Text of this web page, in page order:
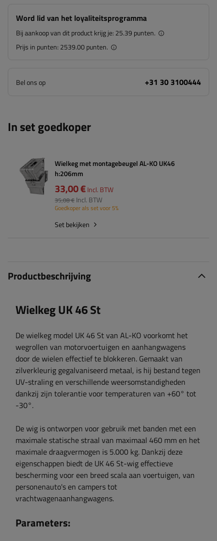
Word lid van het loyaliteitsprogramma
Bij aankoop van dit product krijg je: 25.39 punten.
Prijs in punten: 2539.00 punten.
Bel ons op +31 30 3100444
In set goedkoper
Wielkeg met montagebeugel AL-KO UK46
h:206mm
33,00 €Incl. BTW
35,08 € Incl. BTW
Goedkoper als set voor 5%
Set bekijken
Productbeschrijving
Wielkeg UK 46 St
De wielkeg model UK 46 St van AL-KO voorkomt het
wegrollen van motorvoertuigen en aanhangwagens
door de wielen effectief te blokkeren. Gemaakt van
zilverkleurig gegalvaniseerd metaal, is hij bestand tegen
UV-straling en verschillende weersomstandigheden
dankzij zijn tolerantie voor temperaturen van +60° tot
-30°.
De wig is ontworpen voor gebruik met banden met een
maximale statische straal van maximaal 460 mm en het
maximale draagvermogen is 5.000 kg. Dankzij deze
eigenschappen biedt de UK 46 St-wig effectieve
bescherming voor een breed scala aan voertuigen, van
personenauto's en campers tot
vrachtwagenaanhangwagens.
Parameters: